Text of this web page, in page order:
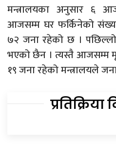
मन्त्रालयका अनुसार ६
आजसम्म घर फर्किनेको
७२ जना रहेको छ ।
भएको छैन । त्यस्तै आजसम्म
१९ जना रहेको मन्त्रालयले
प्रतिक्रिया